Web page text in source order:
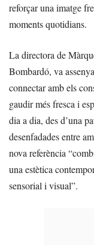
reforçar una imatge
moments quotidians.
La directora de
Bombardó, va
connectar amb els
gaudir més fresca i
dia a dia, des d’una
desenfadades entre
nova referència
una estètica
sensorial i visual”.